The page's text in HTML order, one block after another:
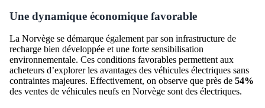
Une dynamique économique favorable
La Norvège se démarque également par son infrastructure de
recharge bien développée et une forte sensibilisation
environnementale. Ces conditions favorables permettent aux
acheteurs d’explorer les avantages des véhicules électriques sans
contraintes majeures. Effectivement, on observe que près de 54%
des ventes de véhicules neufs en Norvège sont des électriques.